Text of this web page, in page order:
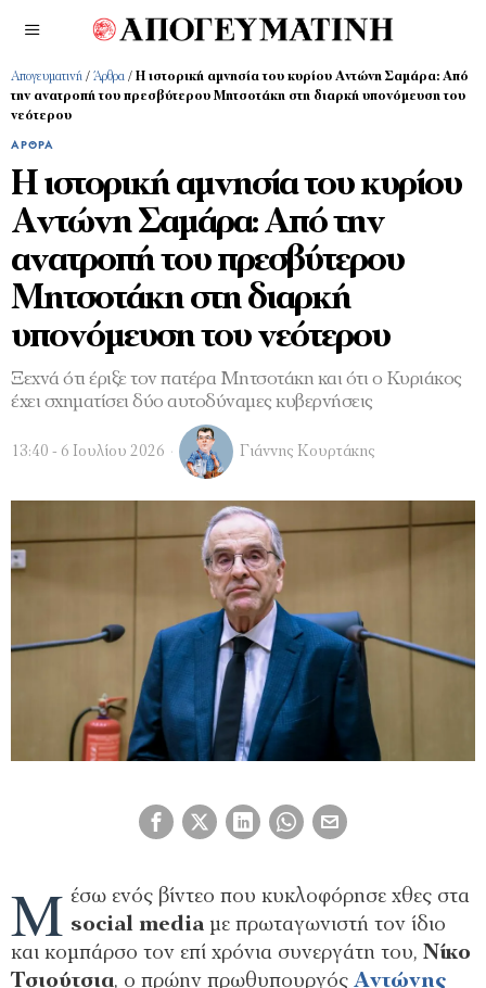
Απογευματινή / Άρθρα / Η ιστορική αμνησία του κυρίου Αντώνη Σαμάρα: Από
την ανατροπή του πρεσβύτερου Μητσοτάκη στη διαρκή υπονόμευση του
νεότερου
ΆΡΘΡΑ
Η ιστορική αμνησία του κυρίου
Αντώνη Σαμάρα: Από την
ανατροπή του πρεσβύτερου
Μητσοτάκη στη διαρκή
υπονόμευση του νεότερου
Ξεχνά ότι έριξε τον πατέρα Μητσοτάκη και ότι ο Κυριάκος
έχει σχηματίσει δύο αυτοδύναμες κυβερνήσεις
13:40 - 6 Ιουλίου 2026 Γιάννης Κουρτάκης
Μ έσω ενός βίντεο που κυκλοφόρησε χθες στα
social mediaμε πρωταγωνιστή τον ίδιο
και κομπάρσο τον επί χρόνια συνεργάτη του, Νίκο
Τσιούτσια, ο πρώην πρωθυπουργός Αντώνης